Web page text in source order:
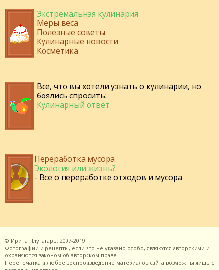
Экстремальная кулинария
Меры веса
Полезные советы
Кулинарные новости
Косметика
Все, что вы хотели узнать о кулинарии, но
боялись спросить:
Кулинарный ответ
Переработка мусора
Экология или жизнь?
- Все о переработке отходов и мусора
© Ирина Плугатарь, 2007-2019.
Фотографии и рецепты, если это не указано особо, являются авторскими и
охраняются законом об авторском праве.
Перепечатка и любое воспроизведение материалов сайта возможны лишь с